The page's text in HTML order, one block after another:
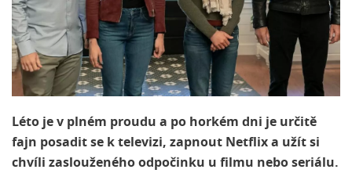
Léto je v plném proudu a po horkém dni je určitě
fajn posadit se k televizi, zapnout Netflix a užít si
chvíli zaslouženého odpočinku u filmu nebo seriálu.